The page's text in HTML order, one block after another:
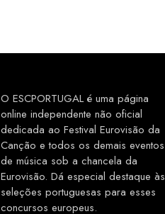
O ESCPORTUGAL é uma página
online independente não oficial
dedicada ao Festival Eurovisão da
Canção e todos os demais eventos
de música sob a chancela da
Eurovisão. Dá especial destaque às
seleções portuguesas para esses
concursos europeus.